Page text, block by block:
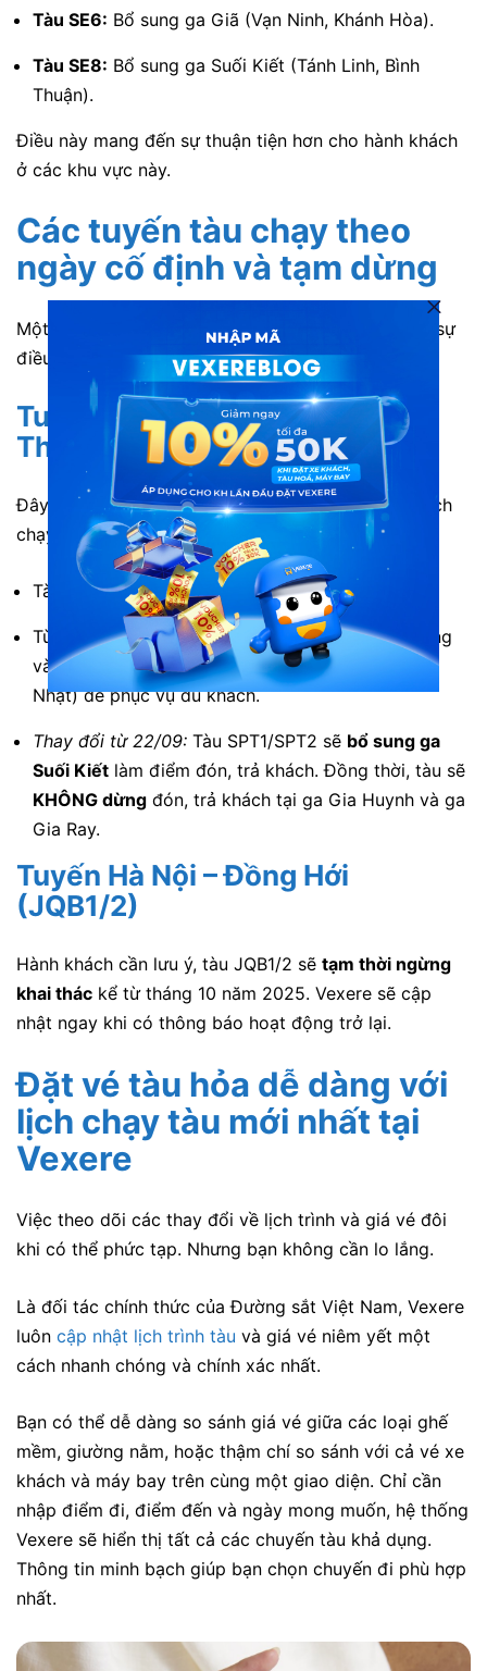
Tàu SE6: Bổ sung ga Giã (Vạn Ninh, Khánh Hòa).
Tàu SE8: Bổ sung ga Suối Kiết (Tánh Linh, Bình
Thuận).
Điều này mang đến sự thuận tiện hơn cho hành khách
ở các khu vực này.
Các tuyến tàu chạy theo
ngày cố định và tạm dừng
Một số tuyến tàu du lịch hoặc tuyến đặc thù sẽ có sự
điều chỉnh về tần suất hoạt động.
Tuyến TP. Hồ Chí Minh – Phan
Thiết (SPT1/SPT2)
Đây là tuyến tàu được nhiều du khách yêu thích. Lịch
chạy tàu SPT1/SPT2 được điều chỉnh như sau:
Tàu chạy hàng ngày đến hết ngày 07/9/2025.
Từ ngày 08/9/2025, tàu sẽ chuyển sang hoạt động
vào các ngày cuối tuần (Thứ Sáu, Thứ Bảy, Chủ
Nhật) để phục vụ du khách.
Thay đổi từ 22/09: Tàu SPT1/SPT2 sẽ bổ sung ga
Suối Kiết làm điểm đón, trả khách. Đồng thời, tàu sẽ
KHÔNG dừng đón, trả khách tại ga Gia Huynh và ga
Gia Ray.
Tuyến Hà Nội – Đồng Hới
(JQB1/2)
Hành khách cần lưu ý, tàu JQB1/2 sẽ tạm thời ngừng
khai thác kể từ tháng 10 năm 2025. Vexere sẽ cập
nhật ngay khi có thông báo hoạt động trở lại.
Đặt vé tàu hỏa dễ dàng với
lịch chạy tàu mới nhất tại
Vexere
Việc theo dõi các thay đổi về lịch trình và giá vé đôi
khi có thể phức tạp. Nhưng bạn không cần lo lắng.
Là đối tác chính thức của Đường sắt Việt Nam, Vexere
luôn cập nhật lịch trình tàu và giá vé niêm yết một
cách nhanh chóng và chính xác nhất.
Bạn có thể dễ dàng so sánh giá vé giữa các loại ghế
mềm, giường nằm, hoặc thậm chí so sánh với cả vé xe
khách và máy bay trên cùng một giao diện. Chỉ cần
nhập điểm đi, điểm đến và ngày mong muốn, hệ thống
Vexere sẽ hiển thị tất cả các chuyến tàu khả dụng.
Thông tin minh bạch giúp bạn chọn chuyến đi phù hợp
nhất.